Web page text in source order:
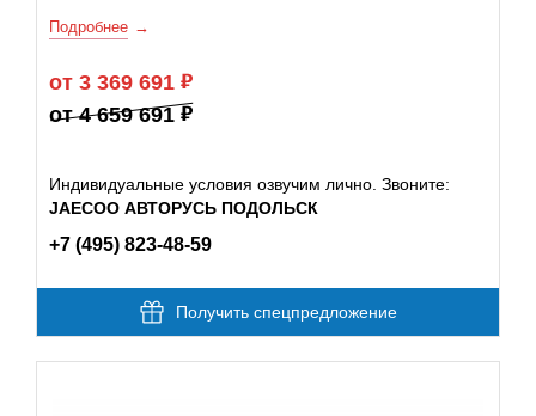
Подробнее
от 3 369 691
от 4 659 691
Индивидуальные условия озвучим лично. Звоните:
JAECOO АВТОРУСЬ ПОДОЛЬСК
+7 (495) 823-48-59
Получить спецпредложение